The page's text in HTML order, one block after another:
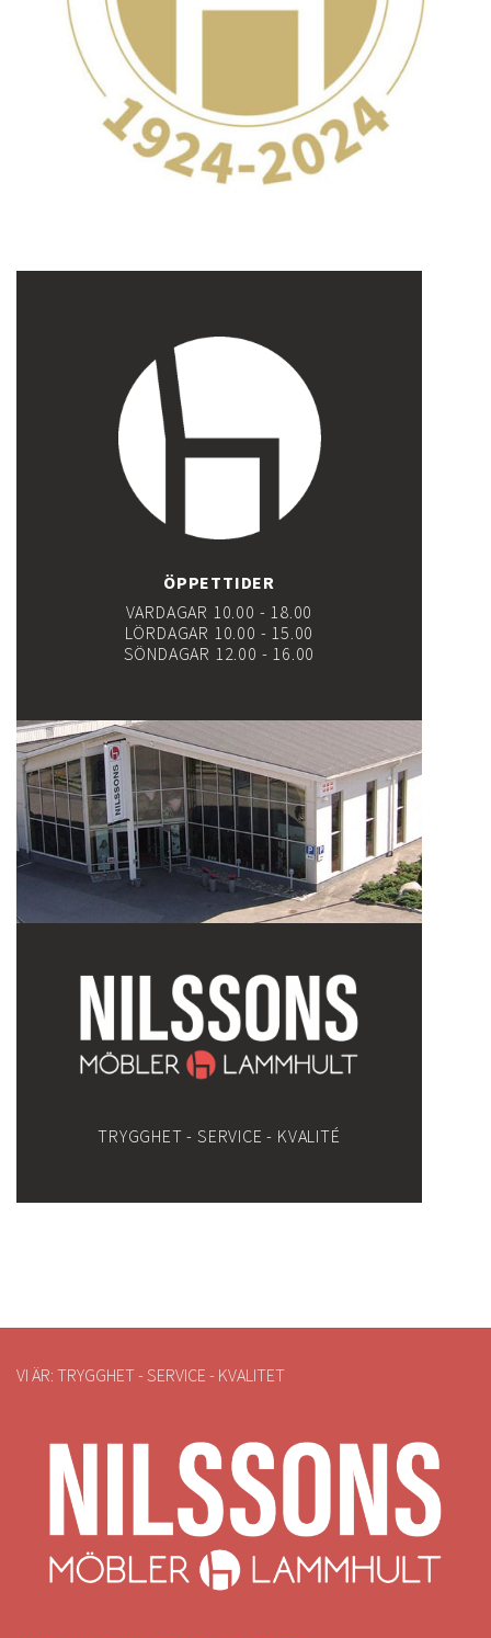
ÖPPETTIDER
VARDAGAR 10.00 - 18.00
LÖRDAGAR 10.00 - 15.00
SÖNDAGAR 12.00 - 16.00
TRYGGHET - SERVICE - KVALITÉ
VI ÄR: TRYGGHET - SERVICE - KVALITET